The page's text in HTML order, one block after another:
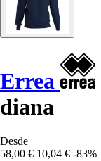
Errea
diana
Desde
58,00 € 10,04 € -83%